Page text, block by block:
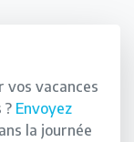
vos vacances
? Envoyez
la journée